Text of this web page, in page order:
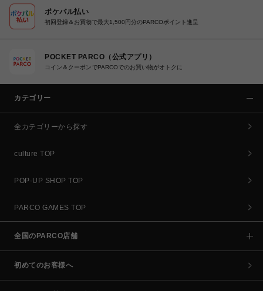
ポケパル払い
初回登録＆お買物で最大1,500円分のPARCOポイント進呈
POCKET PARCO（公式アプリ）
コイン＆クーポンでPARCOでのお買い物がオトクに
カテゴリー
全カテゴリーから探す
culture TOP
POP-UP SHOP TOP
PARCO GAMES TOP
全国のPARCO店舗
初めてのお客様へ